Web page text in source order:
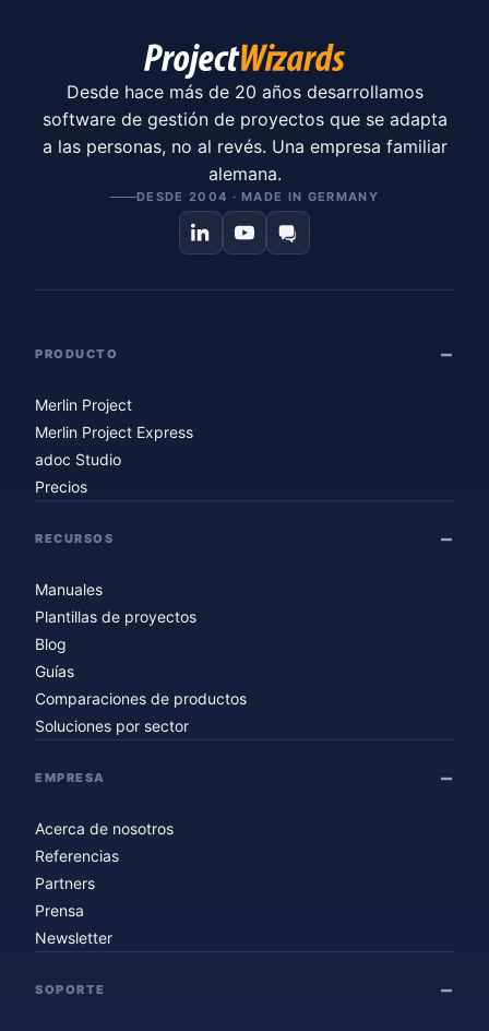
Desde hace más de 20 años desarrollamos
software de gestión de proyectos que se adapta
a las personas, no al revés. Una empresa familiar
alemana.
DESDE 2004 · MADE IN GERMANY
PRODUCTO
Merlin Project
Merlin Project Express
adoc Studio
Precios
RECURSOS
Manuales
Plantillas de proyectos
Blog
Guías
Comparaciones de productos
Soluciones por sector
EMPRESA
Acerca de nosotros
Referencias
Partners
Prensa
Newsletter
SOPORTE